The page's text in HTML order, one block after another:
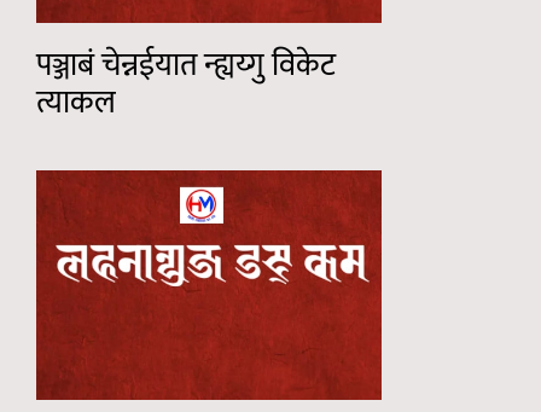
पञ्जाबं चेन्नईयात न्ह्यय्गु विकेट
त्याकल